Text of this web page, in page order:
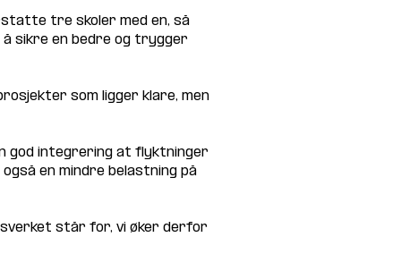
tre skoler med en, så
sikre en bedre og trygger
som ligger klare, men
god integrering at flyktninger
en mindre belastning på
står for, vi øker derfor